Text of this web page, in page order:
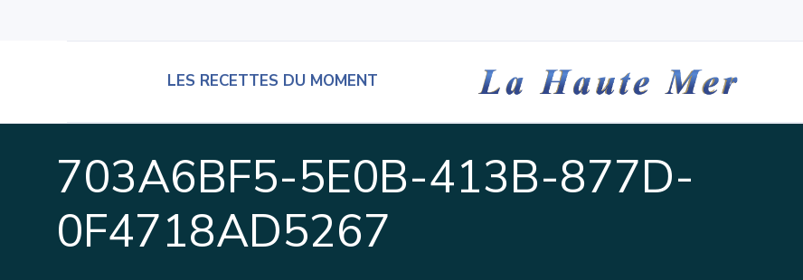
LES RECETTES DU MOMENT
703A6BF5-5E0B-413B-877D-
0F4718AD5267